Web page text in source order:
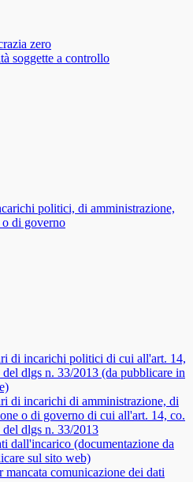
zero
soggette a controllo
politici, di amministrazione,
di governo
di incarichi politici di cui all'art. 14,
del dlgs n. 33/2013 (da pubblicare in
di incarichi di amministrazione, di
o di governo di cui all'art. 14, co.
del dlgs n. 33/2013
dall'incarico (documentazione da
sul sito web)
mancata comunicazione dei dati